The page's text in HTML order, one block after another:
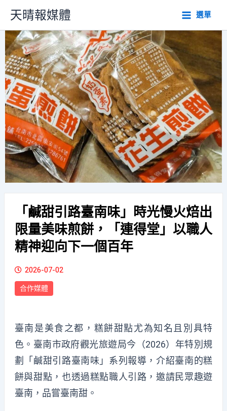
主
要
內
容
天晴報媒體 選單
「鹹甜引路臺南味」時光慢火焙出
限量美味煎餅，「連得堂」以職人
精神迎向下一個百年
2026-07-02
合作媒體
臺南是美食之都，糕餅甜點尤為知名且別具特
色。臺南市政府觀光旅遊局今（2026）年特別規
劃「鹹甜引路臺南味」系列報導，介紹臺南的糕
餅與甜點，也透過糕點職人引路，邀請民眾趣遊
臺南，品嘗臺南甜。